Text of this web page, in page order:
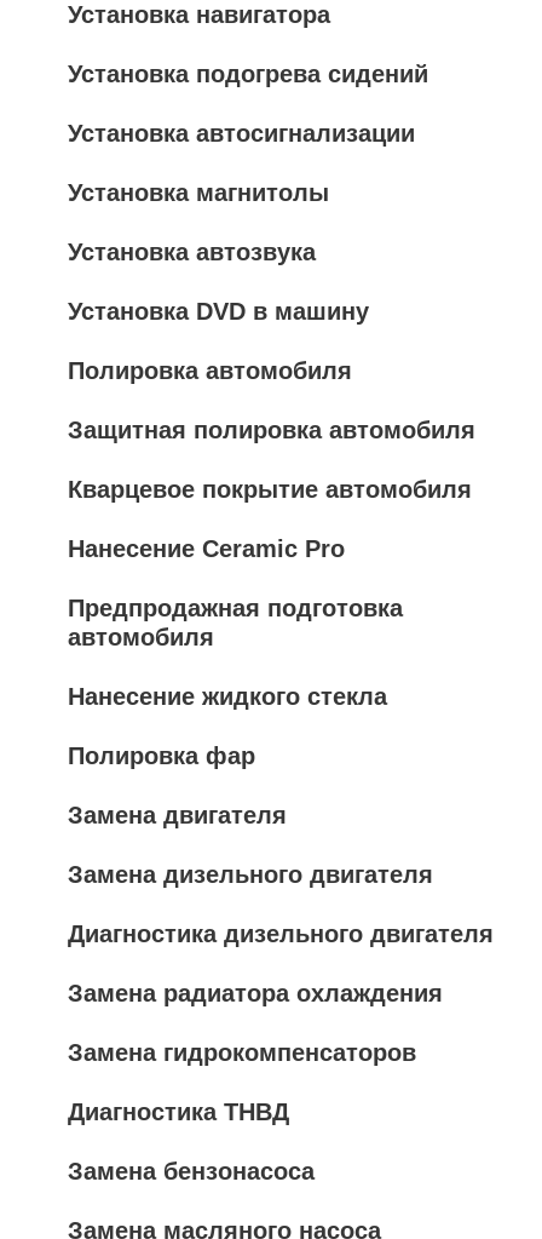
Установка навигатора
Установка подогрева сидений
Установка автосигнализации
Установка магнитолы
Установка автозвука
Установка DVD в машину
Полировка автомобиля
Защитная полировка автомобиля
Кварцевое покрытие автомобиля
Нанесение Ceramic Pro
Предпродажная подготовка
автомобиля
Нанесение жидкого стекла
Полировка фар
Замена двигателя
Замена дизельного двигателя
Диагностика дизельного двигателя
Замена радиатора охлаждения
Замена гидрокомпенсаторов
Диагностика ТНВД
Замена бензонасоса
Замена масляного насоса